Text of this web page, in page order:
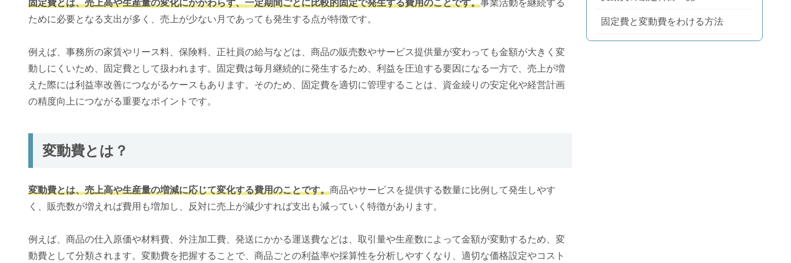
固定費とは、売上高や生産量の変化にかかわらず、一定期間ごとに比較的固定で発生する費用のことです。事業活動を継続する
ために必要となる支出が多く、売上が少ない月であっても発生する点が特徴です。
例えば、事務所の家賃やリース料、保険料、正社員の給与などは、商品の販売数やサービス提供量が変わっても金額が大きく変
動しにくいため、固定費として扱われます。固定費は毎月継続的に発生するため、利益を圧迫する要因になる一方で、売上が増
えた際には利益率改善につながるケースもあります。そのため、固定費を適切に管理することは、資金繰りの安定化や経営計画
の精度向上につながる重要なポイントです。
変動費とは？
変動費とは、売上高や生産量の増減に応じて変化する費用のことです。商品やサービスを提供する数量に比例して発生しやす
く、販売数が増えれば費用も増加し、反対に売上が減少すれば支出も減っていく特徴があります。
例えば、商品の仕入原価や材料費、外注加工費、発送にかかる運送費などは、取引量や生産数によって金額が変動するため、変
動費として分類されます。変動費を把握することで、商品ごとの利益率や採算性を分析しやすくなり、適切な価格設定やコスト
固定費と変動費をわける方法